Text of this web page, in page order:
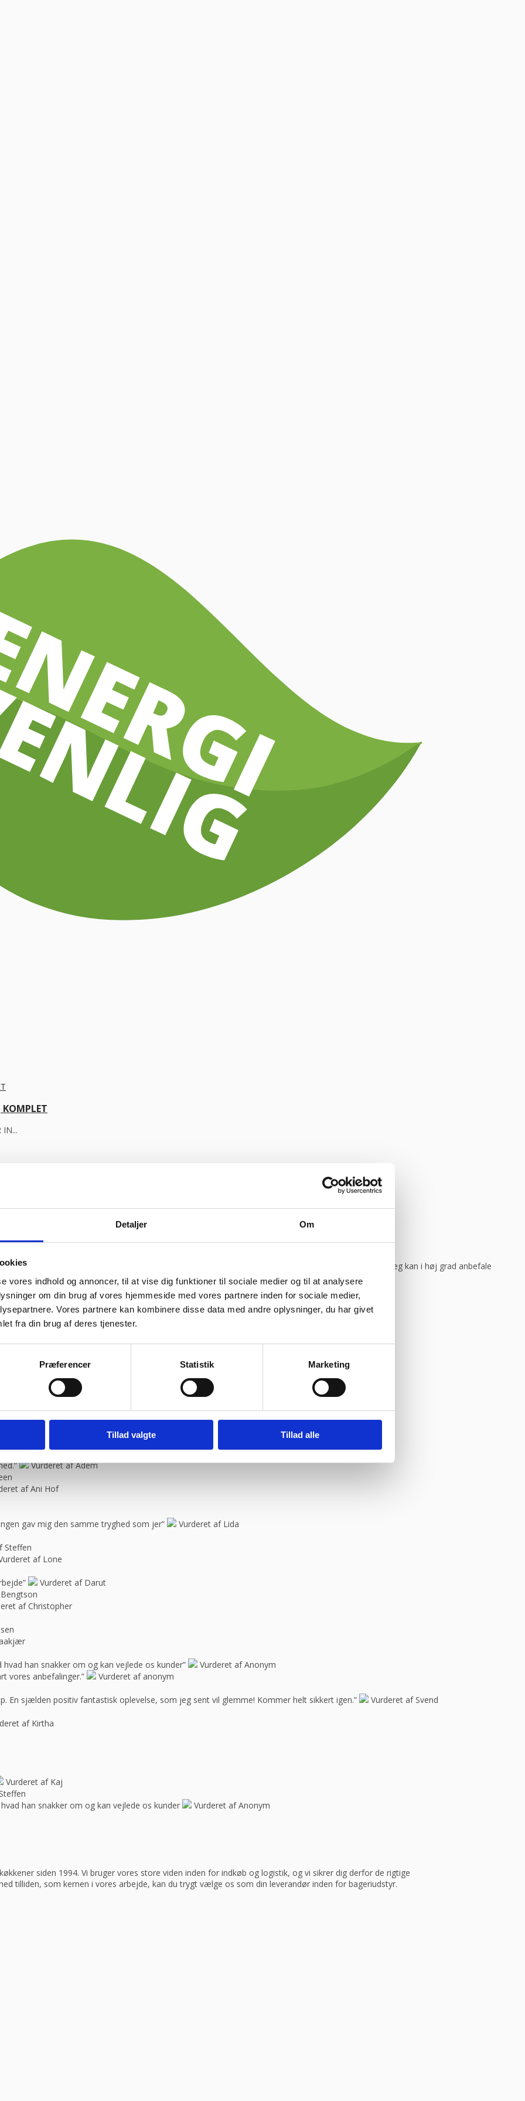
Detaljer Om
vores indhold og annoncer, til at vise dig funktioner til sociale medier og til at analysere
om din brug af vores hjemmeside med vores partnere inden for sociale medier,
Vores partnere kan kombinere disse data med andre oplysninger, du har givet
fra din brug af deres tjenester.
Præferencer Statistik Marketing
Tillad valgte Tillad alle
– 13.30
levering og fik løst det i løbet af to sekunder. God arbejde og god weekend”
Vurderet af Michael
Vurderet af Heidi Buch Jensen
Jeg fik leveret en stor ovn til Malmø, hvor de normalt ikke har levering direkte, uden problemer. Jeg kan i høj grad anbefale
sædvanlige.”
Vurderet af Peter Holm
søde og hjælpsomme ansatte”
Vurderet af Henrik Hauge
og en super flink sælger i røret Kan klart anbefale at handle her”
Vurderet af Ole
Vurderet af Isken
Vurderet af Kaj
“
Vurderet af Jeanette
Gode priser, mm.”
Vurderet af Patricia
Vurderet af Kai Hou
skal jeg med fornøjelse skrive niget”
Jeg vender tilbage”
Vurderet af Arden selskabslokaler
Vurderet af Adem
af Ani Hof
gav mig den samme tryghed som jer”
Vurderet af Lida
Steffen
af Lone
Vurderet af Darut
af Christopher
han snakker om og kan vejlede os kunder”
Vurderet af Anonym
vores anbefalinger.”
Vurderet af anonym
En sjælden positiv fantastisk oplevelse, som jeg sent vil glemme! Kommer helt sikkert igen.”
Vurderet af Svend
af Kirtha
Vurderet af Kaj
han snakker om og kan vejlede os kunder
Vurderet af Anonym
siden 1994. Vi bruger vores store viden inden for indkøb og logistik, og vi sikrer dig derfor de rigtige
tilliden, som kernen i vores arbejde, kan du trygt vælge os som din leverandør inden for bageriudstyr.